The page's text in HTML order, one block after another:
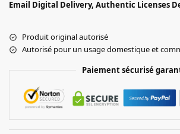
Email Digital Delivery, Authentic Licenses
Produit original autorisé
Autorisé pour un usage domestique et
Paiement sécurisé